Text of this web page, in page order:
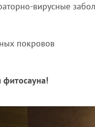
вирусные
покровов
фитосауна!